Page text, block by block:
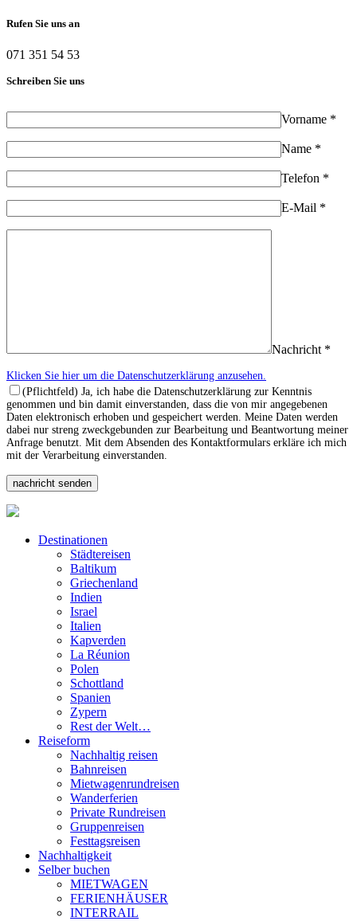
Rufen Sie uns an
071 351 54 53
Schreiben Sie uns
Vorname *
Name *
Telefon *
E-Mail *
Nachricht *
Klicken Sie hier um die Datenschutzerklärung anzusehen.
(Pflichtfeld) Ja, ich habe die Datenschutzerklärung zur Kenntnis
genommen und bin damit einverstanden, dass die von mir angegebenen
Daten elektronisch erhoben und gespeichert werden. Meine Daten werden
dabei nur streng zweckgebunden zur Bearbeitung und Beantwortung meiner
Anfrage benutzt. Mit dem Absenden des Kontaktformulars erkläre ich mich
mit der Verarbeitung einverstanden.
Destinationen
Städtereisen
Baltikum
Griechenland
Indien
Israel
Italien
Kapverden
La Réunion
Polen
Schottland
Spanien
Zypern
Rest der Welt…
Reiseform
Nachhaltig reisen
Bahnreisen
Mietwagenrundreisen
Wanderferien
Private Rundreisen
Gruppenreisen
Festtagsreisen
Nachhaltigkeit
Selber buchen
MIETWAGEN
FERIENHÄUSER
INTERRAIL